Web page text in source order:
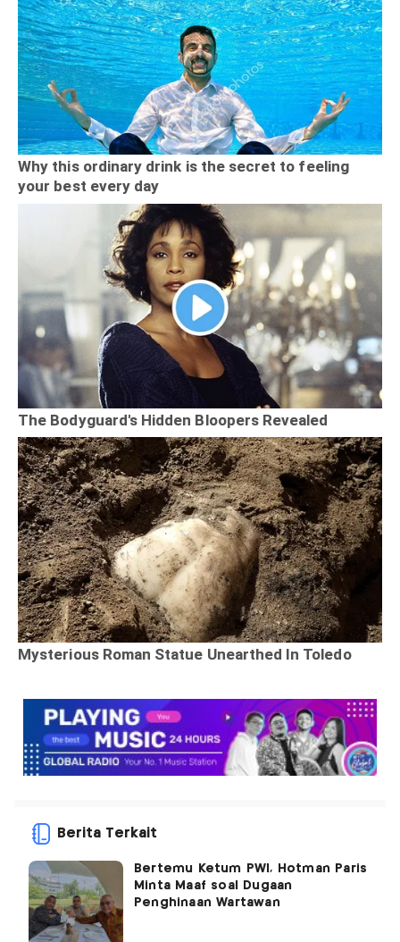
Berita Terkait
Bertemu Ketum PWI, Hotman Paris
Minta Maaf soal Dugaan
Penghinaan Wartawan